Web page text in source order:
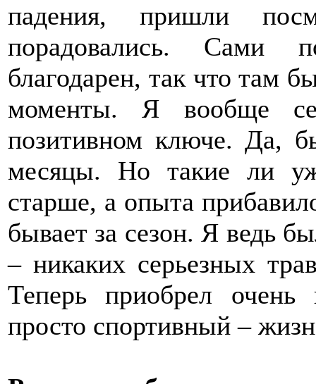
падения, пришли
порадовались. Сами
благодарен, так что там
моменты. Я вообще
позитивном ключе. Да,
месяцы. Но такие ли
старше, а опыта
бывает за сезон. Я ведь
– никаких серьезных
Теперь приобрел
просто спортивный –